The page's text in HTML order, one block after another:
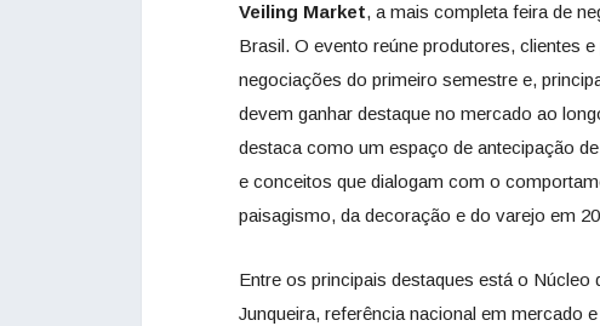
Veiling Market, a mais completa feira de
Brasil. O evento reúne produtores, clientes
negociações do primeiro semestre e,
devem ganhar destaque no mercado ao
destaca como um espaço de antecipação
e conceitos que dialogam com o
paisagismo, da decoração e do varejo em
Entre os principais destaques está o
Junqueira, referência nacional em mercado